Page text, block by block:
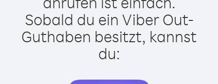
Sobald du ein Viber Out-
Guthaben besitzt, kannst
du: